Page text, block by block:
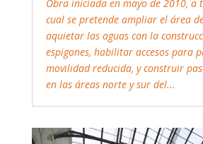
Obra iniciada en mayo de 2010, a
cual se pretende ampliar el área
aquietar las aguas con la
espigones, habilitar accesos para
movilidad reducida, y construir
en las áreas norte y sur del...